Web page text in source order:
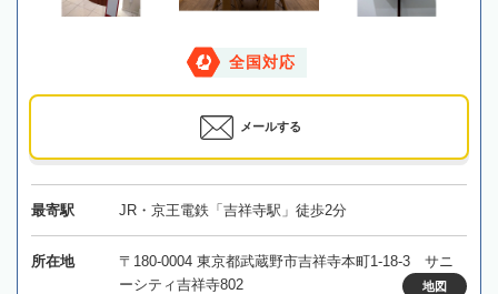
全国対応
メールする
最寄駅 JR・京王電鉄「吉祥寺駅」徒歩2分
所在地
〒180-0004 東京都武蔵野市吉祥寺本町1-18-3 サニ
ーシティ吉祥寺802
地図